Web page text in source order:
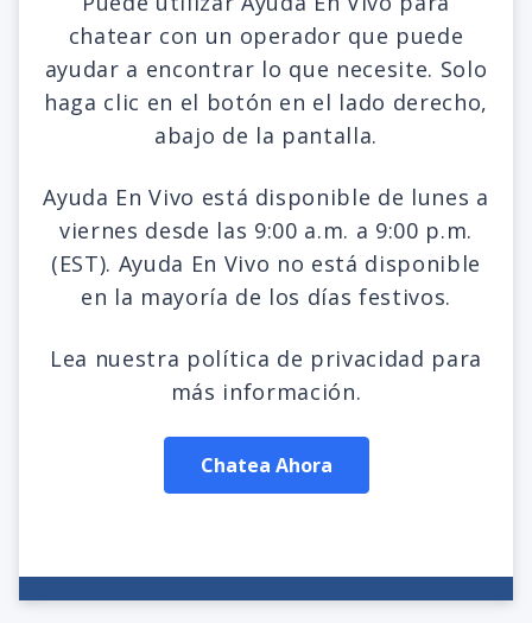
chatear con un operador que puede
ayudar a encontrar lo que necesite. Solo
haga clic en el botón en el lado derecho,
abajo de la pantalla.
Ayuda En Vivo está disponible de lunes a
viernes desde las 9:00 a.m. a 9:00 p.m.
(EST). Ayuda En Vivo no está disponible
en la mayoría de los días festivos.
Lea nuestra política de privacidad para
más información.
Chatea Ahora